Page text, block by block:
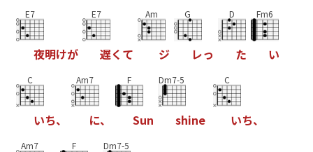
E7
夜明けが
E7
遅く て
Am
ジ
G
レっ
D
た
Fm6
い
C
いち、
Am7
に、
F
Sun
Dm7-5
shine
C
いち、
Am7 F Dm7-5